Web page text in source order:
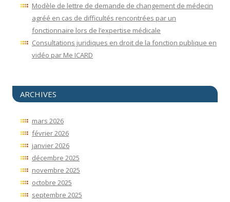
Modèle de lettre de demande de changement de médecin
agréé en cas de difficultés rencontrées par un
fonctionnaire lors de l’expertise médicale
Consultations juridiques en droit de la fonction publique en
vidéo par Me ICARD
ARCHIVES
mars 2026
février 2026
janvier 2026
décembre 2025
novembre 2025
octobre 2025
septembre 2025